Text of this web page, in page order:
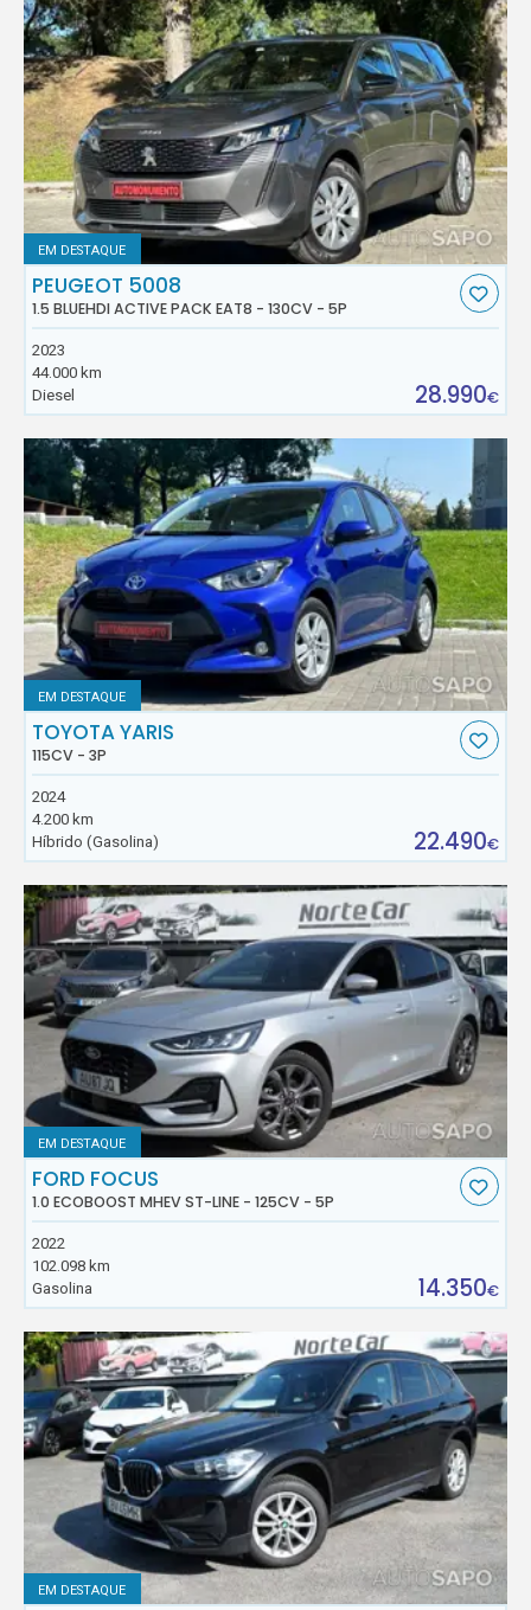
EM DESTAQUE
PEUGEOT 5008
1.5 BLUEHDI ACTIVE PACK EAT8 - 130CV - 5P
2023
44.000 km
Diesel
28.990€
EM DESTAQUE
TOYOTA YARIS
115CV - 3P
2024
4.200 km
Híbrido (Gasolina)
22.490€
EM DESTAQUE
FORD FOCUS
1.0 ECOBOOST MHEV ST-LINE - 125CV - 5P
2022
102.098 km
Gasolina
14.350€
EM DESTAQUE